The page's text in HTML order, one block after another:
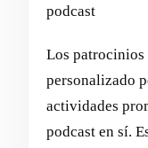
podcast
Los patrocinios
personalizado
actividades
podcast en sí.